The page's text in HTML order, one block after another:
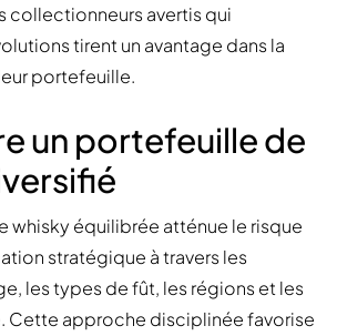
collectionneurs avertis qui
tirent un avantage dans la
portefeuille.
un portefeuille de
whisky équilibrée atténue le risque
stratégique à travers les
les types de fût, les régions et les
Cette approche disciplinée favorise